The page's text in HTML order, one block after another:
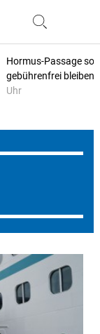
Hormus-Passage
gebührenfrei bleiben
Uhr